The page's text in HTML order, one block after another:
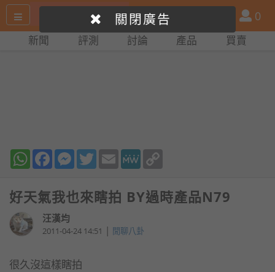
尋
產
品
比
會
員
0
新聞 評測 討論 產品 買賣
WhatsAppFacebookMessenger
TwitterEmail MeWe
好天氣我也來瞎拍 BY過時產品N79
汪漢均
2011-04-24 14:51 | 閒聊八卦
很久沒這樣瞎拍
關閉廣告